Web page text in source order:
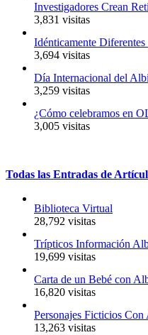
Investigadores Crean
3,831 visitas
Idénticamente
3,694 visitas
Día Internacional del
3,259 visitas
¿Cómo celebramos en
3,005 visitas
Todas las Entradas de
Biblioteca Virtual
28,792 visitas
Trípticos Información
19,699 visitas
Carta de un Bebé con
16,820 visitas
Personajes Ficticios
13,263 visitas